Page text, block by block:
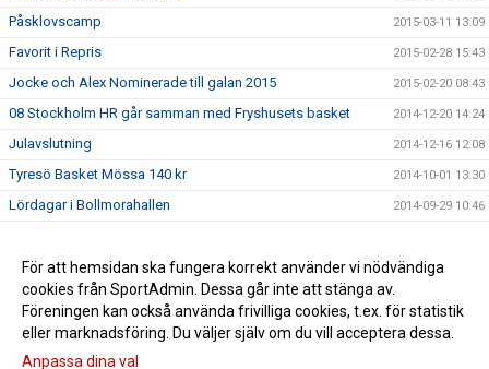
Påsklovscamp 2015-03-11 13:09
Favorit i Repris 2015-02-28 15:43
Jocke och Alex Nominerade till galan 2015 2015-02-20 08:43
08 Stockholm HR går samman med Fryshusets basket 2014-12-20 14:24
Julavslutning 2014-12-16 12:08
Tyresö Basket Mössa 140 kr 2014-10-01 13:30
Lördagar i Bollmorahallen 2014-09-29 10:46
Semifinal 4 i Norrköping 2014-08-31 22:50
Påminnelse påsklovs camp 2014-08-31 22:49
För att hemsidan ska fungera korrekt använder vi nödvändiga
cookies från SportAdmin. Dessa går inte att stänga av.
Föreningen kan också använda frivilliga cookies, t.ex. för statistik
eller marknadsföring. Du väljer själv om du vill acceptera dessa.
Anpassa dina val